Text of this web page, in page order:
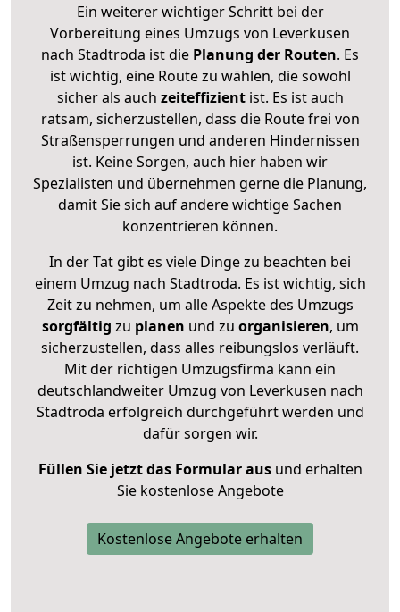
Ein weiterer wichtiger Schritt bei der
Vorbereitung eines Umzugs von Leverkusen
nach Stadtroda ist die Planung der Routen. Es
ist wichtig, eine Route zu wählen, die sowohl
sicher als auch zeiteffizientist. Es ist auch
ratsam, sicherzustellen, dass die Route frei von
Straßensperrungen und anderen Hindernissen
ist. Keine Sorgen, auch hier haben wir
Spezialisten und übernehmen gerne die Planung,
damit Sie sich auf andere wichtige Sachen
konzentrieren können.
In der Tat gibt es viele Dinge zu beachten bei
einem Umzug nach Stadtroda. Es ist wichtig, sich
Zeit zu nehmen, um alle Aspekte des Umzugs
sorgfältig zu planen und zu organisieren, um
sicherzustellen, dass alles reibungslos verläuft.
Mit der richtigen Umzugsfirma kann ein
deutschlandweiter Umzug von Leverkusen nach
Stadtroda erfolgreich durchgeführt werden und
dafür sorgen wir.
Füllen Sie jetzt das Formular ausund erhalten
Sie kostenlose Angebote
Kostenlose Angebote erhalten